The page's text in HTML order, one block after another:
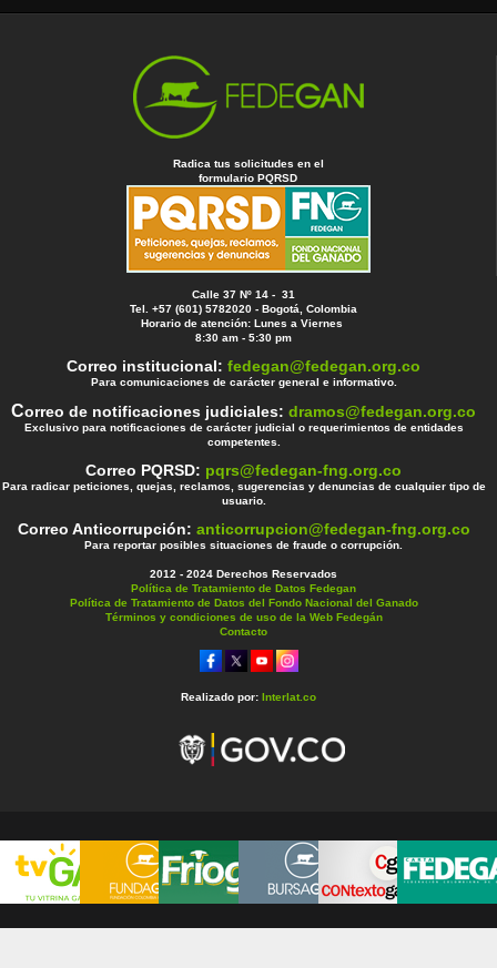
Radica tus solicitudes en el
formulario PQRSD
Calle 37 Nº 14 - 31
Tel. +57 (601) 5782020 - Bogotá, Colombia
Horario de atención: Lunes a Viernes
8:30 am - 5:30 pm
Correo institucional:fedegan@fedegan.org.co
Para comunicaciones de carácter general e informativo.
Correo de notificaciones judiciales:dramos@fedegan.org.co
Exclusivo para notificaciones de carácter judicial o requerimientos de entidades
competentes.
Correo PQRSD: pqrs@fedegan-fng.org.co
Para radicar peticiones, quejas, reclamos, sugerencias y denuncias de cualquier tipo de
usuario.
Correo Anticorrupción: anticorrupcion@fedegan-fng.org.co
Para reportar posibles situaciones de fraude o corrupción.
2012 - 2024 Derechos Reservados
Política de Tratamiento de Datos Fedegan
Política de Tratamiento de Datos del Fondo Nacional del Ganado
Términos y condiciones de uso de la Web Fedegán
Contacto
Realizado por: Interlat.co